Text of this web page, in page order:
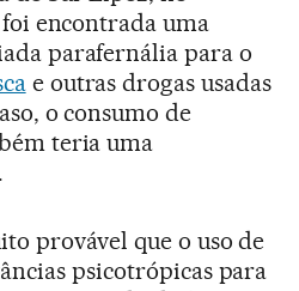
encontrada uma
parafernália para o
e outras drogas usadas
o consumo de
teria uma
provável que o uso de
psicotrópicas para